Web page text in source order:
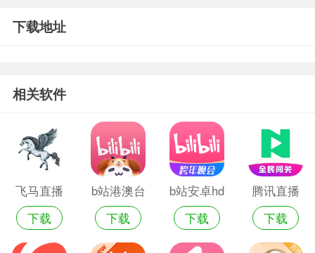
下载地址
相关软件
飞马直播
下载
b站港澳台
版app
下载
b站安卓hd
版
下载
腾讯直播
下载